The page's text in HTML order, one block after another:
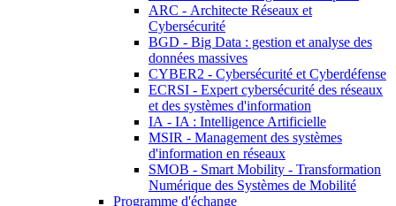
ARC - Architecte Réseaux et
Cybersécurité
BGD - Big Data : gestion et analyse des
données massives
CYBER2 - Cybersécurité et Cyberdéfense
ECRSI - Expert cybersécurité des réseaux
et des systèmes d'information
IA - IA : Intelligence Artificielle
MSIR - Management des systèmes
d'information en réseaux
SMOB - Smart Mobility - Transformation
Numérique des Systèmes de Mobilité
Programme d'échange